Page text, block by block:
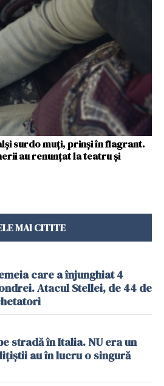
surdo muți, prinși în flagrant.
au renunțat la teatru și
MAI CITITE
care a înjunghiat 4
Atacul Stellei, de 44 de
stradă în Italia. NU era un
au în lucru o singură